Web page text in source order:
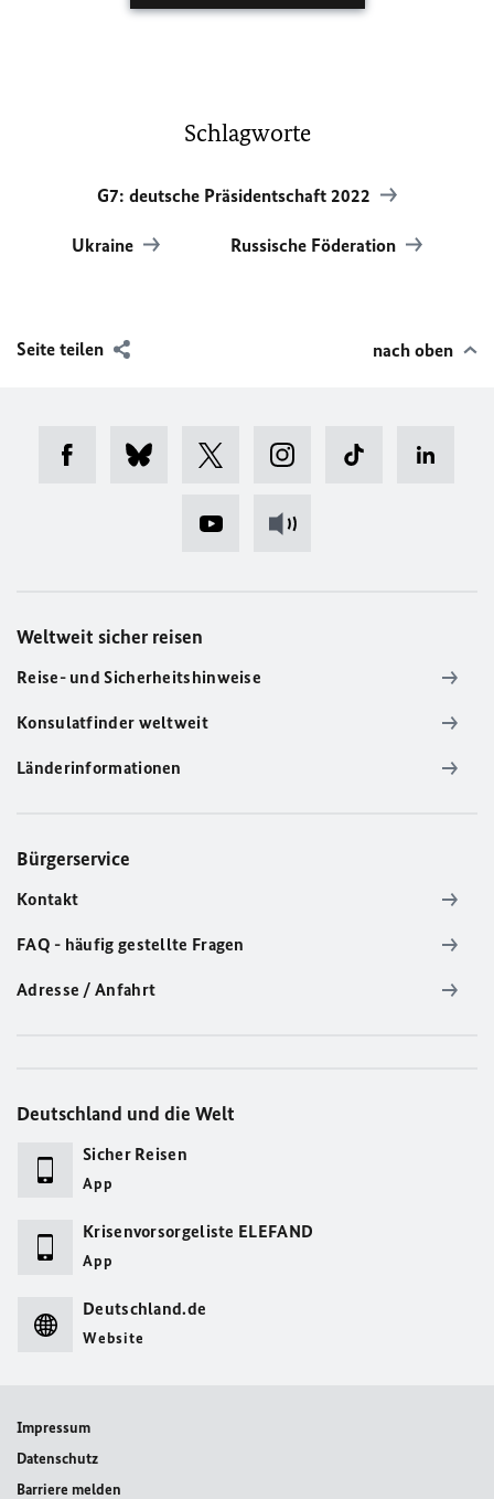
Schlagworte
G7: deutsche Präsidentschaft 2022
Ukraine Russische Föderation
Seite teilen nach oben
Weltweit sicher reisen
Reise- und Sicherheitshinweise
Konsulatfinder weltweit
Länderinformationen
Bürgerservice
Kontakt
FAQ - häufig gestellte Fragen
Adresse / Anfahrt
Deutschland und die Welt
Sicher Reisen
App
Krisenvorsorgeliste ELEFAND
App
Deutschland.de
Website
Impressum
Datenschutz
Barriere melden